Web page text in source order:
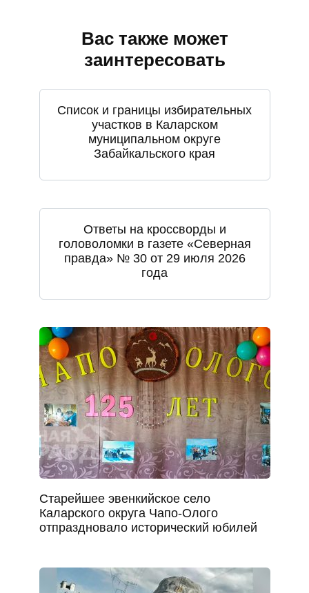
Вас также может
заинтересовать
Список и границы избирательных
участков в Каларском
муниципальном округе
Забайкальского края
Ответы на кроссворды и
головоломки в газете «Северная
правда» № 30 от 29 июля 2026
года
Старейшее эвенкийское село
Каларского округа Чапо-Олого
отпраздновало исторический юбилей